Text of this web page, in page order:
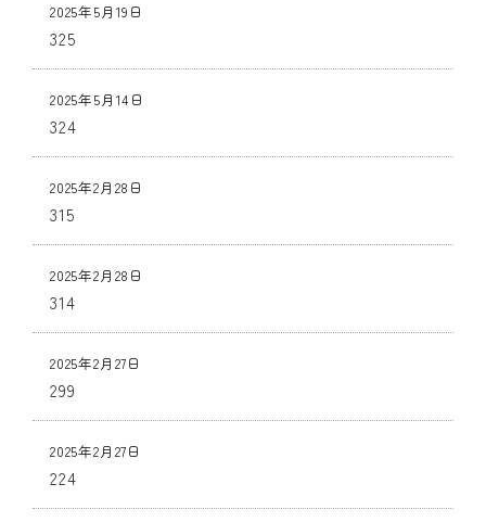
2025年5月19日
325
2025年5月14日
324
2025年2月28日
315
2025年2月28日
314
2025年2月27日
299
2025年2月27日
224